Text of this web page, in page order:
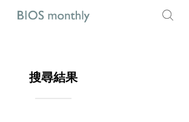
搜尋結果